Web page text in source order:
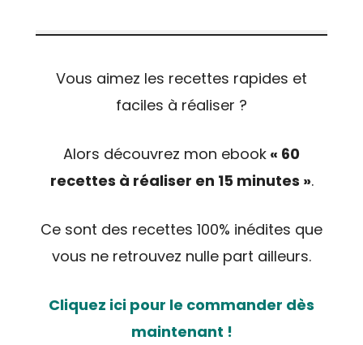
Vous aimez les recettes rapides et
faciles à réaliser ?
Alors découvrez mon ebook « 60
recettes à réaliser en 15 minutes ».
Ce sont des recettes 100% inédites que
vous ne retrouvez nulle part ailleurs.
Cliquez ici pour le commander dès
maintenant !